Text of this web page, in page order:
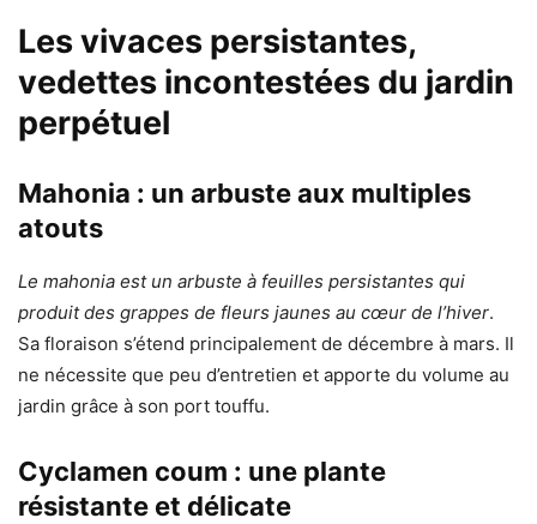
Les vivaces persistantes,
vedettes incontestées du jardin
perpétuel
Mahonia : un arbuste aux multiples
atouts
Le mahonia est un arbuste à feuilles persistantes qui
produit des grappes de fleurs jaunes au cœur de l’hiver.
Sa floraison s’étend principalement de décembre à mars. Il
ne nécessite que peu d’entretien et apporte du volume au
jardin grâce à son port touffu.
Cyclamen coum : une plante
résistante et délicate